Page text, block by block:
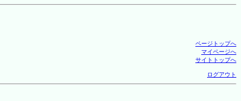
ページトップへ
マイページへ
サイトトップへ
ログアウト